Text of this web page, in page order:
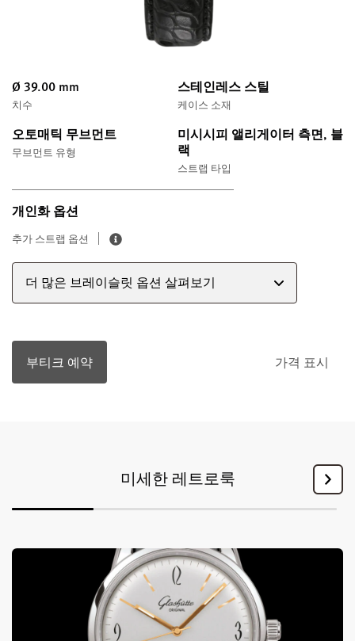
Ø 39.00 mm
치수
스테인레스 스틸
케이스 소재
오토매틱 무브먼트
무브먼트 유형
미시시피 앨리게이터 측면, 블
랙
스트랩 타입
개인화 옵션
추가 스트랩 옵션
더 많은 브레이슬릿 옵션 살펴보기
부티크 예약 가격 표시
미세한 레트로룩